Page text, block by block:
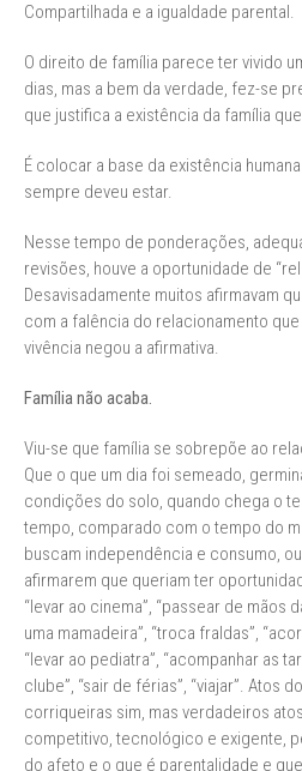
Compartilhada e a igualdade parental.
O direito de família parece ter vivido
dias, mas a bem da verdade, fez-se
que justifica a existência da família
É colocar a base da existência
sempre deveu estar.
Nesse tempo de ponderações,
revisões, houve a oportunidade de
Desavisadamente muitos afirmavam
com a falência do relacionamento que
vivência negou a afirmativa.
Família não acaba.
Viu-se que família se sobrepõe ao
Que o que um dia foi semeado,
condições do solo, quando chega o
tempo, comparado com o tempo do
buscam independência e consumo,
afirmarem que queriam ter
“levar ao cinema”, “passear de mãos
uma mamadeira”, “troca fraldas”,
“levar ao pediatra”, “acompanhar as
clube”, “sair de férias”, “viajar”. Atos
corriqueiras sim, mas verdadeiros
competitivo, tecnológico e exigente,
do afeto e o que é parentalidade e